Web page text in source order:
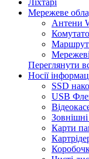
Ліхтарі
Мережеве
Антени
Переглянути
Носії
SSD
USB
Карти